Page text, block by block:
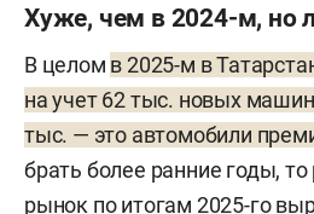
Хуже, чем в 2024-м, но
В целом в 2025-м в
на учет 62 тыс. новых
тыс. — это автомобили
брать более ранние годы,
рынок по итогам 2025-го